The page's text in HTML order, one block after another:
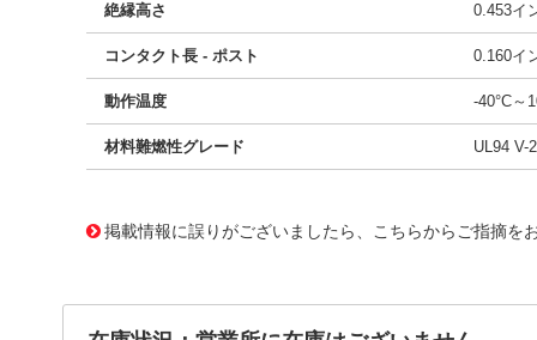
絶縁高さ 0.453イ
コンタクト長 - ポスト 0.160イ
動作温度 -40°C～
材料難燃性グレード UL94 V-2
掲載情報に誤りがございましたら、こちらからご指摘を